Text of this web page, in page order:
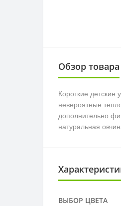
Обзор товара
Короткие
невероятные
дополнительно
натуральная
ВЫБОР ЦВЕТА